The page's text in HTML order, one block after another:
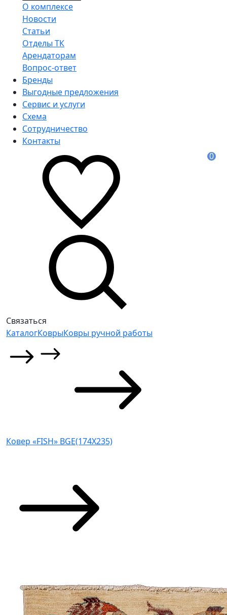
О комплексе
Новости
Статьи
Отделы ТК
Арендаторам
Вопрос-ответ
Бренды
Выгодные предложения
Сервис и услуги
Схема
Сотрудничество
Контакты
0
Связаться
КаталогКоврыКовры ручной работы
Ковер «FISH» BGE(174X235)